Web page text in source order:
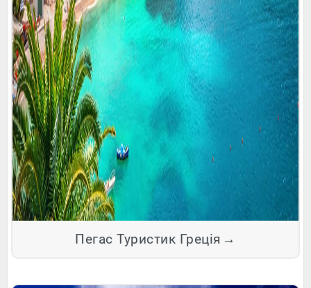
Пегас Туристик Греція